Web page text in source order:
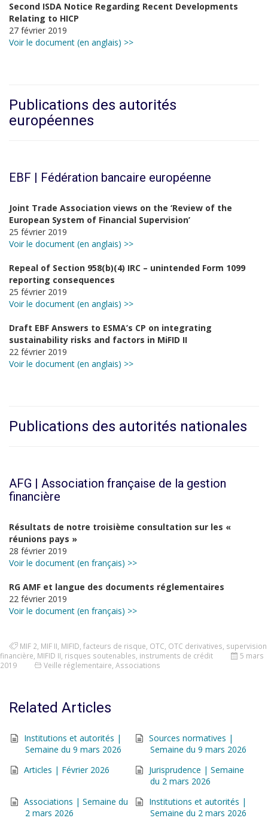
Second ISDA Notice Regarding Recent Developments
Relating to HICP
27 février 2019
Voir le document (en anglais) >>
Publications des autorités
européennes
EBF | Fédération bancaire européenne
Joint Trade Association views on the ‘Review of the
European System of Financial Supervision’
25 février 2019
Voir le document (en anglais) >>
Repeal of Section 958(b)(4) IRC – unintended Form 1099
reporting consequences
25 février 2019
Voir le document (en anglais) >>
Draft EBF Answers to ESMA’s CP on integrating
sustainability risks and factors in MiFID II
22 février 2019
Voir le document (en anglais) >>
Publications des autorités nationales
AFG | Association française de la gestion
financière
Résultats de notre troisième consultation sur les «
réunions pays »
28 février 2019
Voir le document (en français) >>
RG AMF et langue des documents réglementaires
22 février 2019
Voir le document (en français) >>
MIF 2 MIF II MIFID facteurs de risque OTC OTC derivatives supervision
financière MIFID II risques soutenables instruments de crédit
5 mars
2019
Veille réglementaire Associations
Related Articles
Institutions et autorités |
Semaine du 9 mars 2026
Sources normatives |
Semaine du 9 mars 2026
Articles | Février 2026
Jurisprudence | Semaine
du 2 mars 2026
Associations | Semaine du
2 mars 2026
Institutions et autorités |
Semaine du 2 mars 2026